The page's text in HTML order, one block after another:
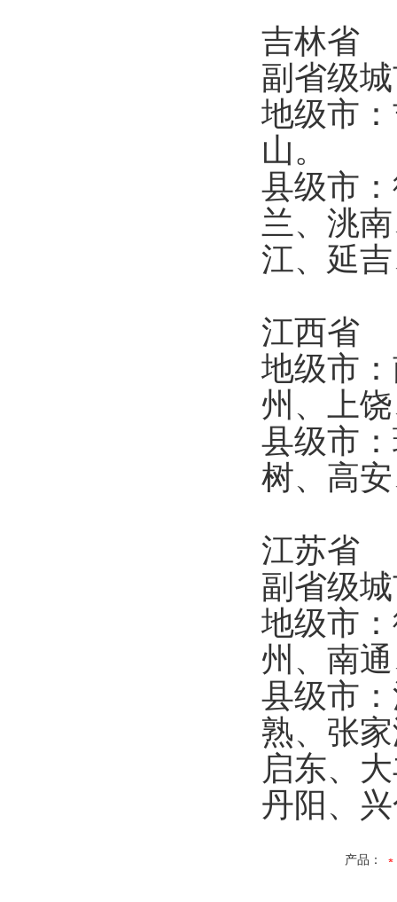
吉林省
副省级
地级市
山。
县级市
兰、洮
江、延
江西省
地级市
州、上
县级市
树、高
江苏省
副省级
地级市
州、南
县级市
熟、张
启东、
丹阳、
产品：